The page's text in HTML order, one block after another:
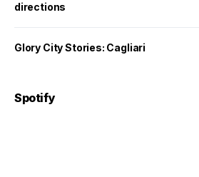
directions
Glory City Stories: Cagliari
Spotify